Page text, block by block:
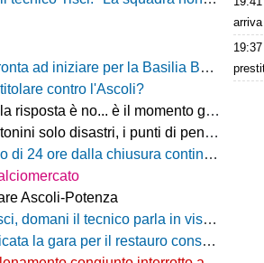
iniziare per la Basilia Basket Potenza
contro l'Ascoli?
no... è il momento giusto per rimediare!
di penalizzazione che ha preso un record mondiale"
continua a salire il numero di biglietti venduti nel settore ospiti
Ascoli-Potenza
il tecnico parla in vista di Ascoli-Potenza
la gara per il restauro conservativo
19:37